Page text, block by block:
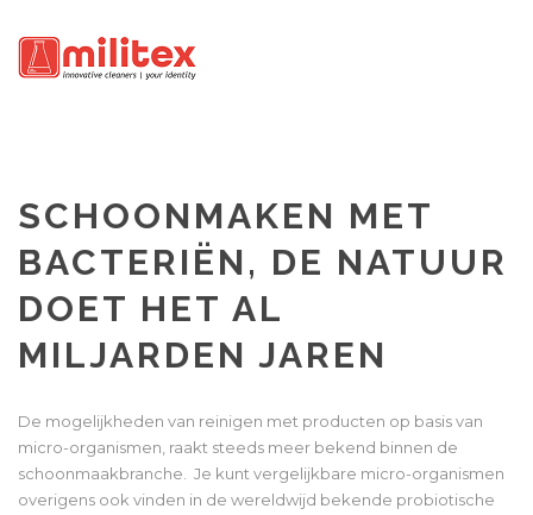
SCHOONMAKEN MET
BACTERIËN, DE NATUUR
DOET HET AL
MILJARDEN JAREN
De mogelijkheden van reinigen met producten op basis van
micro-organismen, raakt steeds meer bekend binnen de
schoonmaakbranche. Je kunt vergelijkbare micro-organismen
overigens ook vinden in de wereldwijd bekende probiotische